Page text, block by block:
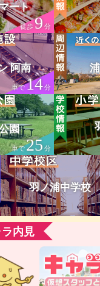
ート
徒歩9分
阿南
車で14分
園
車で25 分
羽ノ浦中学校
内見